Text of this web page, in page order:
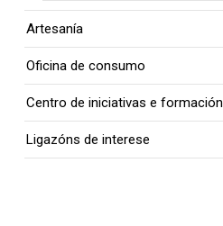
Artesanía
Oficina de consumo
Centro de iniciativas e formación
Ligazóns de interese